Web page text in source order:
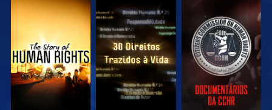
VEJA VEJA VEJA